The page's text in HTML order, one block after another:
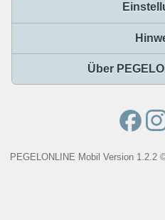
Über
PEGELONLINE Mobil Version 1.2.2